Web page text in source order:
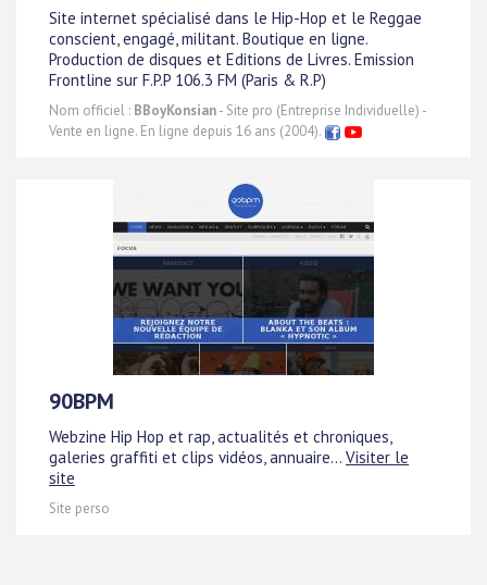
Site internet spécialisé dans le Hip-Hop et le Reggae
conscient, engagé, militant. Boutique en ligne.
Production de disques et Editions de Livres. Emission
Frontline sur F.P.P 106.3 FM (Paris & R.P)
Nom officiel : BBoyKonsian- Site pro (Entreprise Individuelle) -
Vente en ligne. En ligne depuis 16 ans (2004).
90BPM
Webzine Hip Hop et rap, actualités et chroniques,
galeries graffiti et clips vidéos, annuaire... Visiter le
site
Site perso